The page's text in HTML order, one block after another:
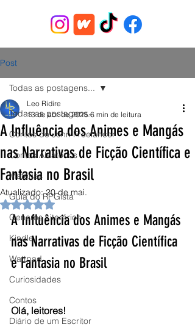
Post
Todas as postagens...
Contos do John Freelancer
Contos Aleatórios
Matérias
Guia do RPGista
Generos Literários
Kindle
Wattpad
Curiosidades
Contos
Diário de um Escritor
Todas as postagens...
A Influência dos Animes e Mangás
nas Narrativas de Ficção Científica e
Fantasia no Brasil
Leo Ridire
13 de abr. de 2025 6 min de leitura
Atualizado:20 de mai.
Avaliado com NaN de 5 estrelas.
A Influência dos Animes e Mangás
nas Narrativas de Ficção Científica
e Fantasia no Brasil
Olá, leitores!